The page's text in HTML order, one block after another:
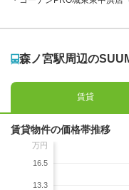
森ノ宮駅周辺の
賃貸
賃貸物件の価格帯推移
万円
16.5
13.3